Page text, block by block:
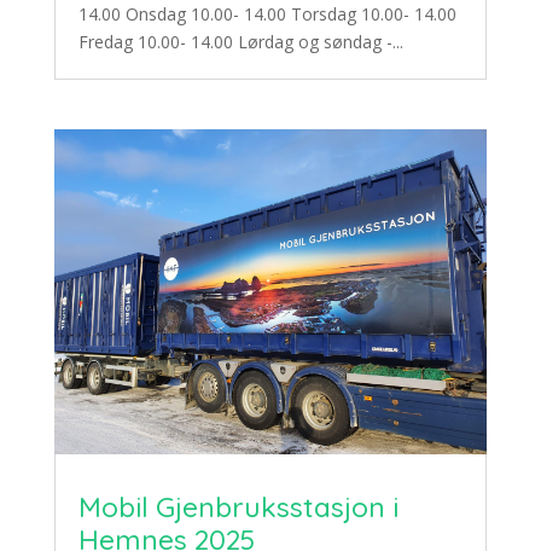
14.00 Onsdag 10.00- 14.00 Torsdag 10.00- 14.00
Fredag 10.00- 14.00 Lørdag og søndag -...
Mobil Gjenbruksstasjon i
Hemnes 2025